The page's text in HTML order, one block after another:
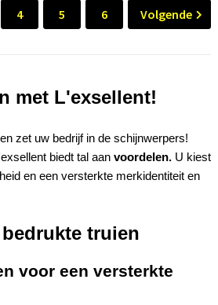
4 5 6 Volgende
met L'exsellent!
zet uw bedrijf in de schijnwerpers!
biedt tal aan voordelen.U kiest
en een versterkte merkidentiteit en
truien
voor een versterkte